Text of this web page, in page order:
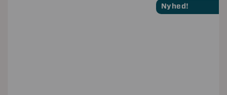
Nyhed!